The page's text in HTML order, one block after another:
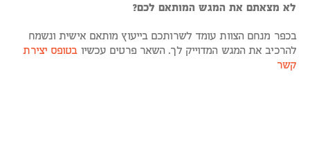
לא מצאתם את המגש המותאם לכם?
בכפר מנחם הצוות עומד לשרותכם בייעוץ מותאם אישית ונשמח
להרכיב את המגש המדוייק לך. השאר פרטים עכשיובטופס יצירת
קשר